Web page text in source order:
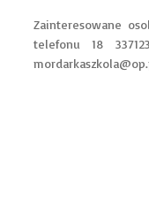
Zainteresowane
telefonu 18